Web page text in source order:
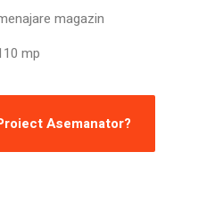
magazin
mp
Asemanator?